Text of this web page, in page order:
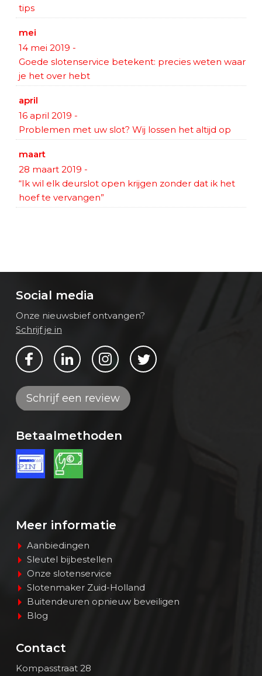
tips
mei
14 mei 2019 -
Goede slotenservice betekent: precies weten waar
je het over hebt
april
16 april 2019 -
Problemen met uw slot? Wij lossen het altijd op
maart
28 maart 2019 -
“Ik wil elk deurslot open krijgen zonder dat ik het
hoef te vervangen”
Social media
Onze nieuwsbief ontvangen?
Schrijf je in
Bekijk ons op FacebookBekijk ons op LinkedInBekijk ons op InstagramBekijk ons op Twitter
Schrijf een review
Betaalmethoden
Meer informatie
Aanbiedingen
Sleutel bijbestellen
Onze slotenservice
Slotenmaker Zuid-Holland
Buitendeuren opnieuw beveiligen
Blog
Contact
Kompasstraat 28